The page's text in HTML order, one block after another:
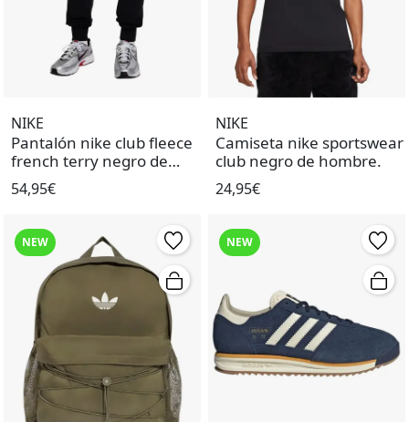
NIKE
Pantalón nike club fleece
french terry negro de
hombre.
54,95€
NIKE
Camiseta nike sportswear
club negro de hombre.
24,95€
NEW NEW